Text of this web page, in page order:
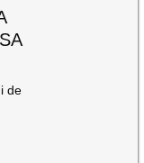
de